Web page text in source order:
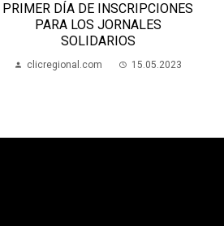
PRIMER DÍA DE INSCRIPCIONES
PARA LOS JORNALES
SOLIDARIOS
clicregional.com 15.05.2023